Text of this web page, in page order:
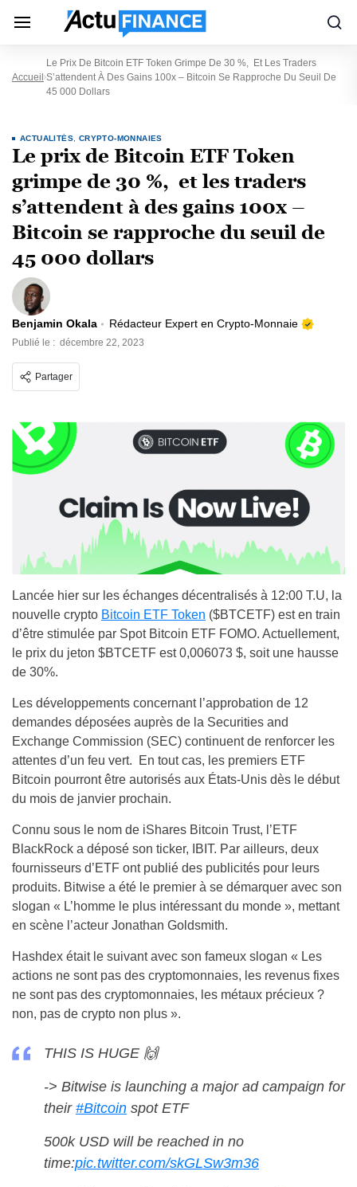
Accueil
Le Prix De Bitcoin ETF Token Grimpe De 30 %, Et Les Traders
S’attendent À Des Gains 100x – Bitcoin Se Rapproche Du Seuil De
45 000 Dollars
ACTUALITÉS CRYPTO-MONNAIES
Le prix de Bitcoin ETF Token
grimpe de 30 %, et les traders
s’attendent à des gains 100x –
Bitcoin se rapproche du seuil de
45 000 dollars
Benjamin Okala Rédacteur Expert en Crypto-Monnaie
Publié le : décembre 22, 2023
Partager
Lancée hier sur les échanges décentralisés à 12:00 T.U, la
nouvelle crypto Bitcoin ETF Token ($BTCETF) est en train
d’être stimulée par Spot Bitcoin ETF FOMO. Actuellement,
le prix du jeton $BTCETF est 0,006073 $, soit une hausse
de 30%.
Les développements concernant l’approbation de 12
demandes déposées auprès de la Securities and
Exchange Commission (SEC) continuent de renforcer les
attentes d’un feu vert. En tout cas, les premiers ETF
Bitcoin pourront être autorisés aux États-Unis dès le début
du mois de janvier prochain.
Connu sous le nom de iShares Bitcoin Trust, l’ETF
BlackRock a déposé son ticker, IBIT. Par ailleurs, deux
fournisseurs d’ETF ont publié des publicités pour leurs
produits. Bitwise a été le premier à se démarquer avec son
slogan « L’homme le plus intéressant du monde », mettant
en scène l’acteur Jonathan Goldsmith.
Hashdex était le suivant avec son fameux slogan « Les
actions ne sont pas des cryptomonnaies, les revenus fixes
ne sont pas des cryptomonnaies, les métaux précieux ?
non, pas de crypto non plus ».
THIS IS HUGE 🙌
-> Bitwise is launching a major ad campaign for
their #Bitcoin spot ETF
500k USD will be reached in no
time:pic.twitter.com/skGLSw3m36